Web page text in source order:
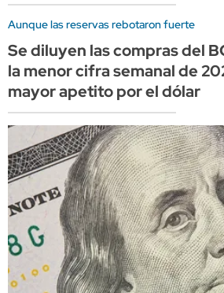
Aunque las reservas rebotaron fuerte
Se diluyen las compras del
la menor cifra semanal de
mayor apetito por el dólar